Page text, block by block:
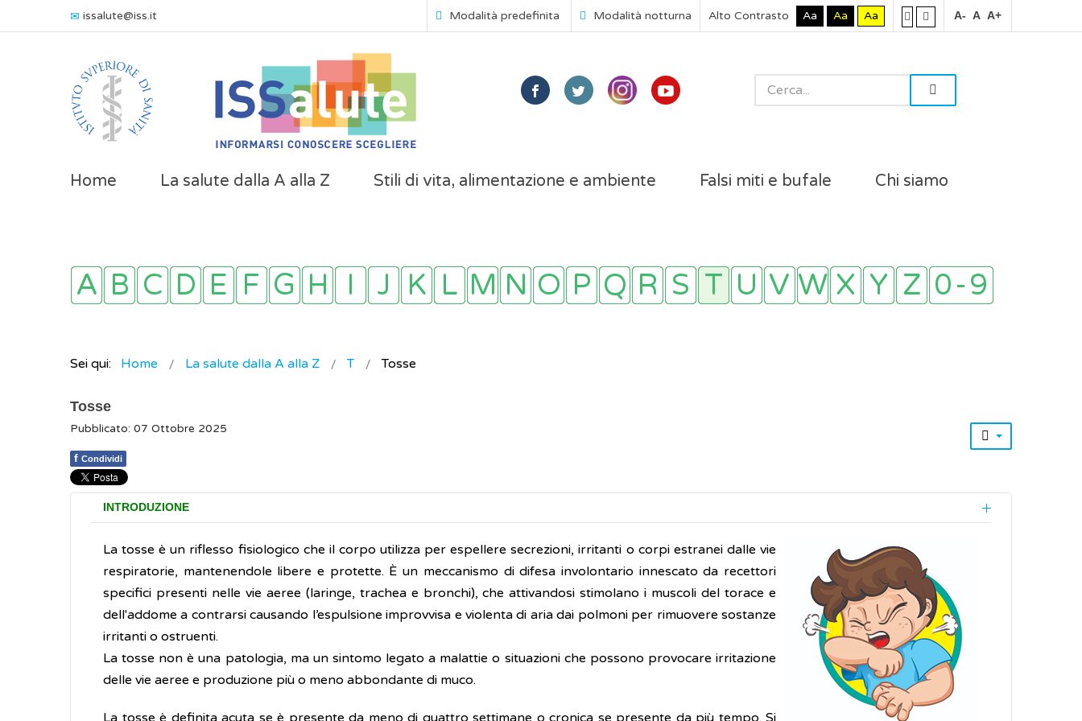
issalute@iss.it Modalità predefinita Modalità notturna Alto Contrasto Aa Aa Aa A- A A+
Home La salute dalla A alla Z Stili di vita, alimentazione e ambiente Falsi miti e bufale Chi siamo
Sei qui: Home La salute dalla A alla Z T Tosse
Tosse
Pubblicato: 07 Ottobre 2025
f Condividi
INTRODUZIONE
La tosse è un riflesso fisiologico che il corpo utilizza per espellere secrezioni, irritanti o corpi estranei dalle vie
respiratorie, mantenendole libere e protette. È un meccanismo di difesa involontario innescato da recettori
specifici presenti nelle vie aeree (laringe, trachea e bronchi), che attivandosi stimolano i muscoli del torace e
dell'addome a contrarsi causando l’espulsione improvvisa e violenta di aria dai polmoni per rimuovere sostanze
irritanti o ostruenti.
La tosse non è una patologia, ma un sintomo legato a malattie o situazioni che possono provocare irritazione
delle vie aeree e produzione più o meno abbondante di muco.
La tosse è definita acuta se è presente da meno di quattro settimane o cronica se presente da più tempo. Si